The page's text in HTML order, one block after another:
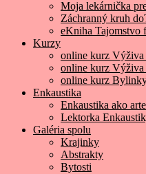
Moja lekárnička
Záchranný kruh
eKniha Tajomstvo
Kurzy
online kurz Výživa
online kurz Výživa
online kurz
Enkaustika
Enkaustika ako
Lektorka
Galéria spolu
Krajinky
Abstrakty
Bytosti